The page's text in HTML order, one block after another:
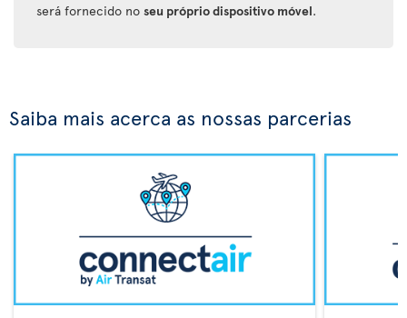
será fornecido no seu próprio dispositivo móvel.
Saiba mais acerca as nossas parcerias